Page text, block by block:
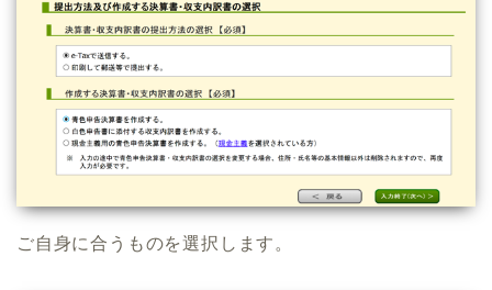
ご自身に合うものを選択します。